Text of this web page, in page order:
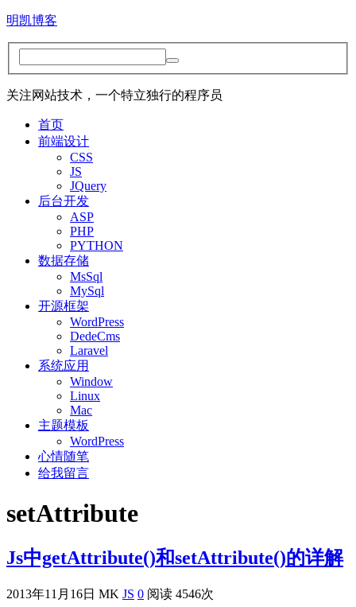
明凯博客
关注网站技术，一个特立独行的程序员
首页
前端设计
CSS
JS
JQuery
后台开发
ASP
PHP
PYTHON
数据存储
MsSql
MySql
开源框架
WordPress
DedeCms
Laravel
系统应用
Window
Linux
Mac
主题模板
WordPress
心情随笔
给我留言
setAttribute
Js中getAttribute()和setAttribute()的详解
2013年11月16日 MK JS 0 阅读 4546次